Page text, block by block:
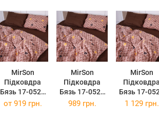
MirSon
Підковдра
Бязь 17-0525
Fabulous forest
MirSon
Підковдра
Бязь 17-0525
Fabulous forest
MirSon
Бязь 17-
Fabulous
от 919 грн. 989 грн. 1 129 грн.